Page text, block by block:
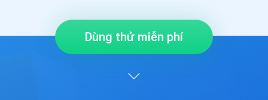
Dùng thử miễn phí